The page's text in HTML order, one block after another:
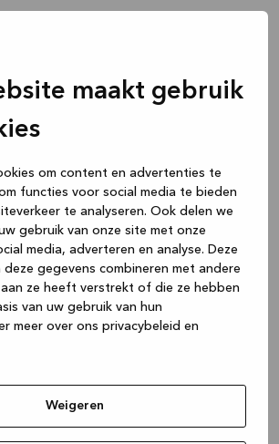
maakt gebruik
om content en advertenties te
functies voor social media te bieden
te analyseren. Ook delen we
gebruik van onze site met onze
media, adverteren en analyse. Deze
gegevens combineren met andere
ze heeft verstrekt of die ze hebben
van uw gebruik van hun
meer over ons privacybeleid en
Weigeren
(see the browser console for more
information).